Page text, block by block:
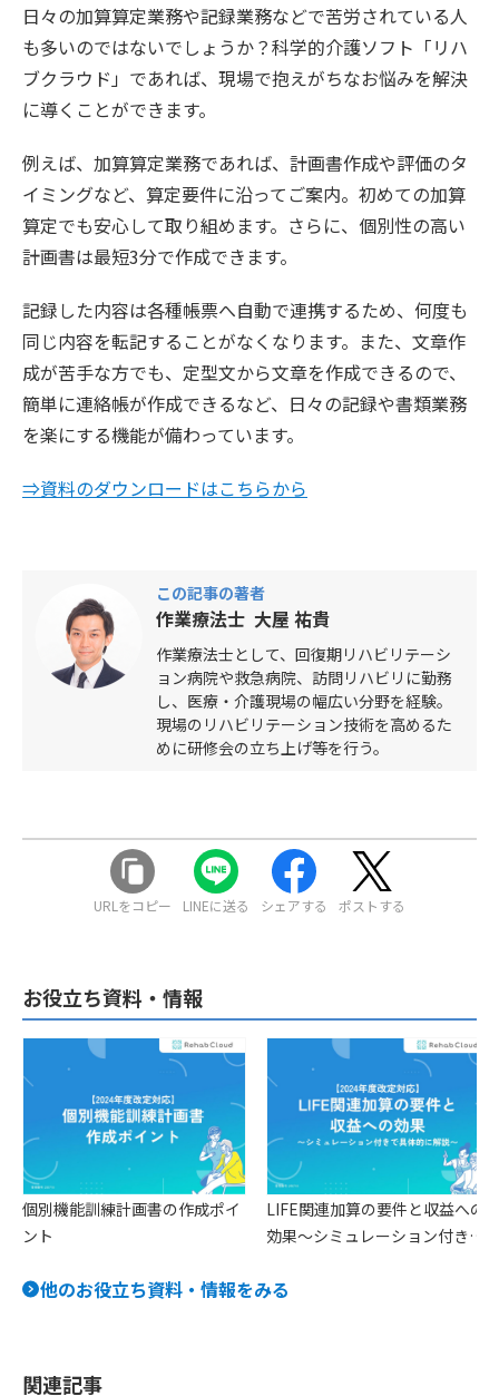
日々の加算算定業務や記録業務などで苦労されている人
も多いのではないでしょうか？科学的介護ソフト「リハ
ブクラウド」であれば、現場で抱えがちなお悩みを解決
に導くことができます。
例えば、加算算定業務であれば、計画書作成や評価のタ
イミングなど、算定要件に沿ってご案内。初めての加算
算定でも安心して取り組めます。さらに、個別性の高い
計画書は最短3分で作成できます。
記録した内容は各種帳票へ自動で連携するため、何度も
同じ内容を転記することがなくなります。また、文章作
成が苦手な方でも、定型文から文章を作成できるので、
簡単に連絡帳が作成できるなど、日々の記録や書類業務
を楽にする機能が備わっています。
⇒資料のダウンロードはこちらから
この記事の著者
作業療法士 大屋 祐貴
作業療法士として、回復期リハビリテーシ
ョン病院や救急病院、訪問リハビリに勤務
し、医療・介護現場の幅広い分野を経験。
現場のリハビリテーション技術を高めるた
めに研修会の立ち上げ等を行う。
URLをコピー LINEに送る シェアする ポストする
お役立ち資料・情報
個別機能訓練計画書の作成ポイ
ント
LIFE関連加算の要件と収益への
効果〜シミュレーション付きで
他のお役立ち資料・情報をみる
関連記事